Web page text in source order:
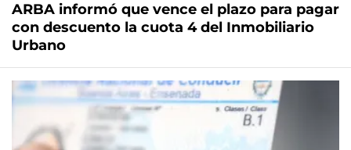
ARBA informó que vence el plazo para pagar
con descuento la cuota 4 del Inmobiliario
Urbano